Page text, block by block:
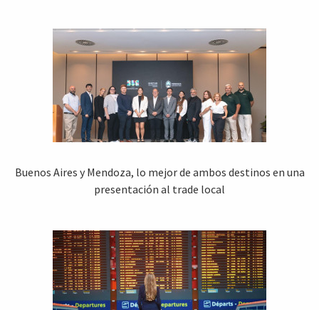
Buenos Aires y Mendoza, lo mejor de ambos destinos en una
presentación al trade local